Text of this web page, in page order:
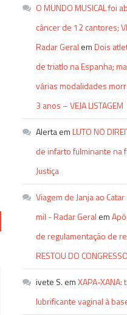
O MUNDO MUSICAL foi
câncer de 12 cantores;
Radar Geral emDois
de triatlo na Espanha;
várias modalidades
3 anos – VEJA LISTAGEM
AlertaemLUTO NO
de infarto fulminante na
Justiça
Viagem de Janja ao
mil - Radar Geral em
de regulamentação de
RESTOU DO
ivete S. emXAPA-
lubrificante vaginal à